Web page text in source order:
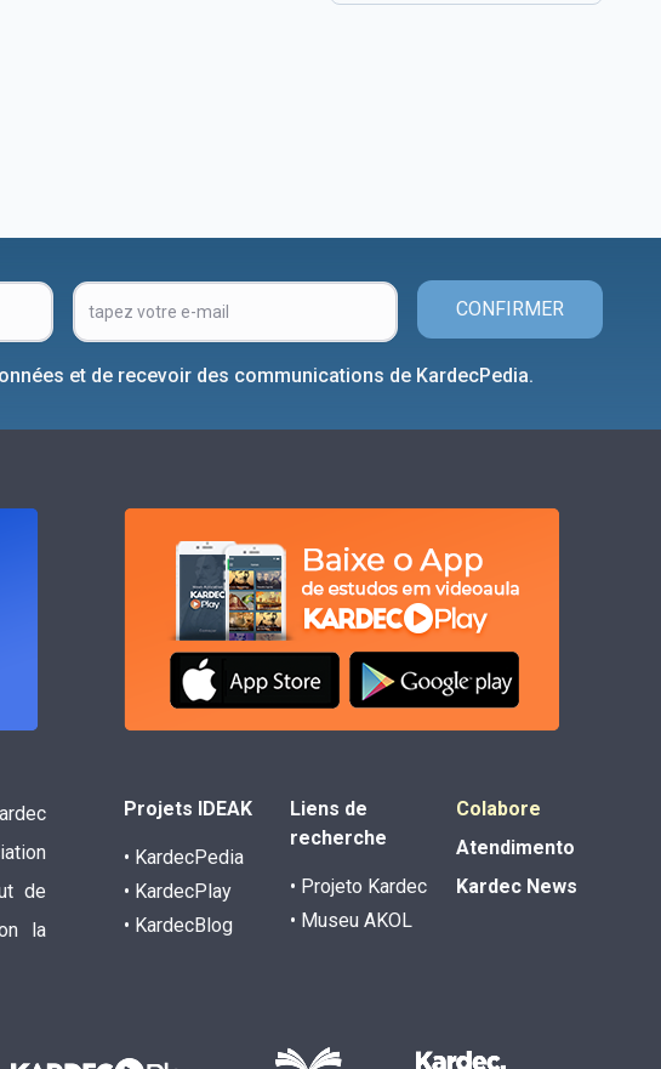
CONFIRMER
et de recevoir des communications de KardecPedia.
de
la
Projets IDEAK
• KardecPedia
• KardecPlay
• KardecBlog
Liens de
recherche
• Projeto Kardec
• Museu AKOL
Colabore
Atendimento
Kardec News